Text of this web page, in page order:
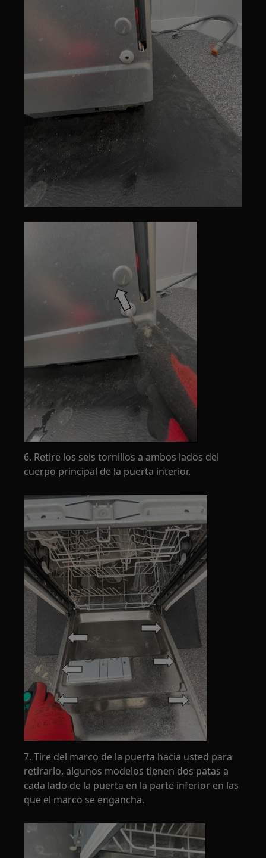
6. Retire los seis tornillos a ambos lados del
cuerpo principal de la puerta interior.
7. Tire del marco de la puerta hacia usted para
retirarlo, algunos modelos tienen dos patas a
cada lado de la puerta en la parte inferior en las
que el marco se engancha.